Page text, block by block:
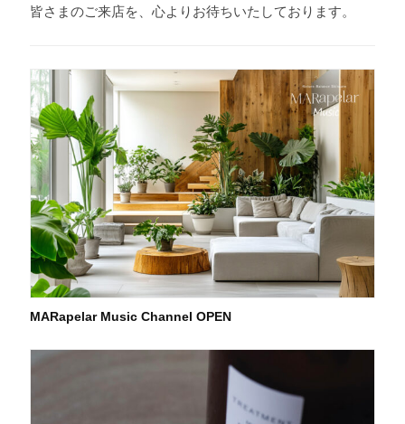
皆さまのご来店を、心よりお待ちいたしております。
MARapelar Music Channel OPEN